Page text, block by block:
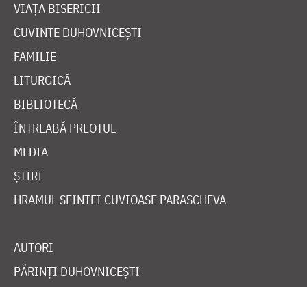
VIAȚA BISERICII
CUVINTE DUHOVNICEȘTI
FAMILIE
LITURGICĂ
BIBLIOTECĂ
ÎNTREABĂ PREOTUL
MEDIA
ȘTIRI
HRAMUL SFINTEI CUVIOASE PARASCHEVA
AUTORI
PĂRINȚI DUHOVNICEȘTI